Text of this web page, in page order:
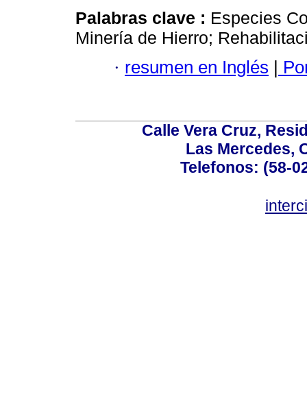
Palabras clave : Especies
Minería de Hierro;
· resumen en Inglés |
Calle Vera Cruz,
Las Mercedes,
Telefonos: (58-